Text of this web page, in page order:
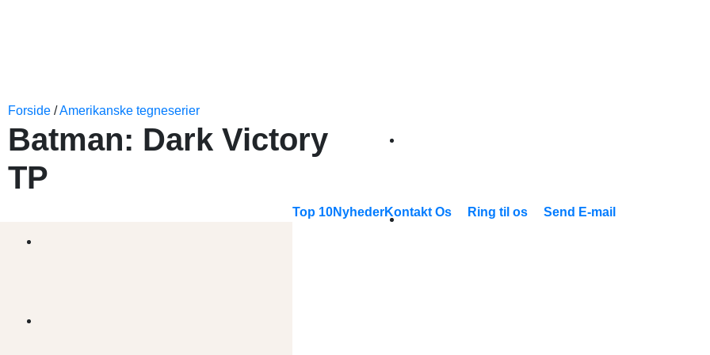
Top 10NyhederKontakt Os Ring til os Send E-mail
Forside /Amerikanske tegneserier
Batman: Dark Victory
TP